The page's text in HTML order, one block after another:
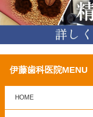
伊藤歯科医院MENU
HOME